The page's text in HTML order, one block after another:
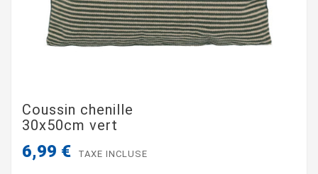
Coussin chenille
30x50cm vert
6,99 € TAXE INCLUSE